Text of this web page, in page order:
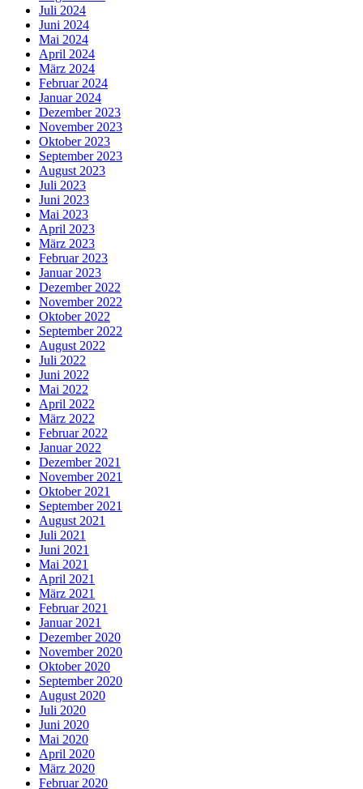
Juli 2024
Juni 2024
Mai 2024
April 2024
März 2024
Februar 2024
Januar 2024
Dezember 2023
November 2023
Oktober 2023
September 2023
August 2023
Juli 2023
Juni 2023
Mai 2023
April 2023
März 2023
Februar 2023
Januar 2023
Dezember 2022
November 2022
Oktober 2022
September 2022
August 2022
Juli 2022
Juni 2022
Mai 2022
April 2022
März 2022
Februar 2022
Januar 2022
Dezember 2021
November 2021
Oktober 2021
September 2021
August 2021
Juli 2021
Juni 2021
Mai 2021
April 2021
März 2021
Februar 2021
Januar 2021
Dezember 2020
November 2020
Oktober 2020
September 2020
August 2020
Juli 2020
Juni 2020
Mai 2020
April 2020
März 2020
Februar 2020